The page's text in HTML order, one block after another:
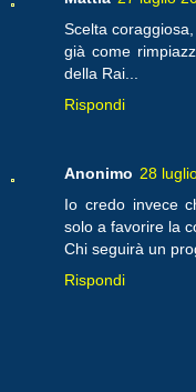
Scelta
già come
della Rai...
Rispondi
Anonimo 28
Io credo invece
solo a favorire la
Chi seguirà un
Rispondi